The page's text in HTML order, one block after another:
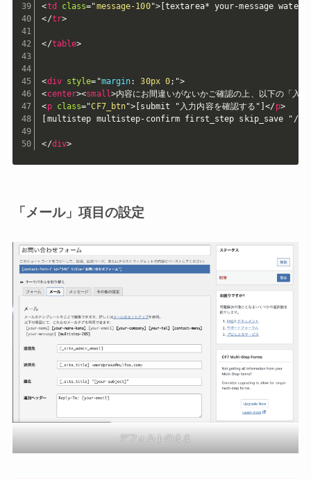
<td class="message-100">[textarea* your-message
</tr>
</table>
<div style="margin: 30px 0; ">
<center><small>内容にお間違いがないかご確認の上、以下の「入
<p class="CF7_btn"> [submit "入力内容を確認する"]</ p>
[multistep multistep-confirm first_step skip_save "/
</div>
「メール」項目の設定
デフォルトのまま